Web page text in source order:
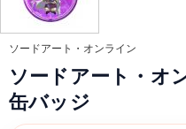
ソードアート・オンライン
ソードアート・オ
缶バッジ